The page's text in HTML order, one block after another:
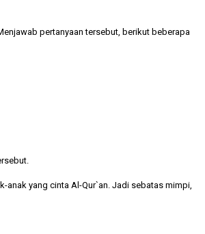
pertanyaan tersebut, berikut beberapa
anak yang cinta Al-Qur`an. Jadi sebatas mimpi,